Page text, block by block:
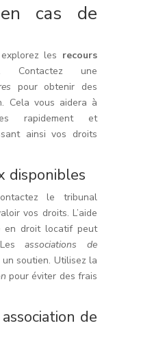
cas de
les recours
Contactez une
pour obtenir des
Cela vous aidera à
rapidement et
ainsi vos droits
disponibles
le tribunal
vos droits. L’aide
en droit locatif peut
Lesassociations de
soutien. Utilisez la
pour éviter des frais
de